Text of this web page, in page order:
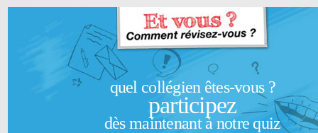
quel collégien êtes-vous ?
participez
dès maintenant à notre quiz